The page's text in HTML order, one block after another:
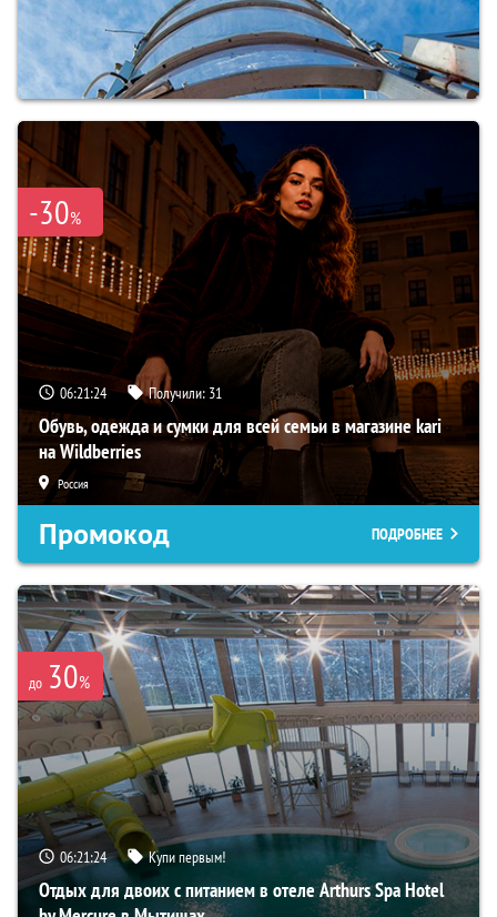
-30%
06:21:23 Получили: 31
Обувь, одежда и сумки для всей семьи в магазине kari
на Wildberries
Россия
Промокод ПОДРОБНЕЕ
до 30%
06:21:23 Купи первым!
Отдых для двоих с питанием в отеле Arthurs Spa Hotel